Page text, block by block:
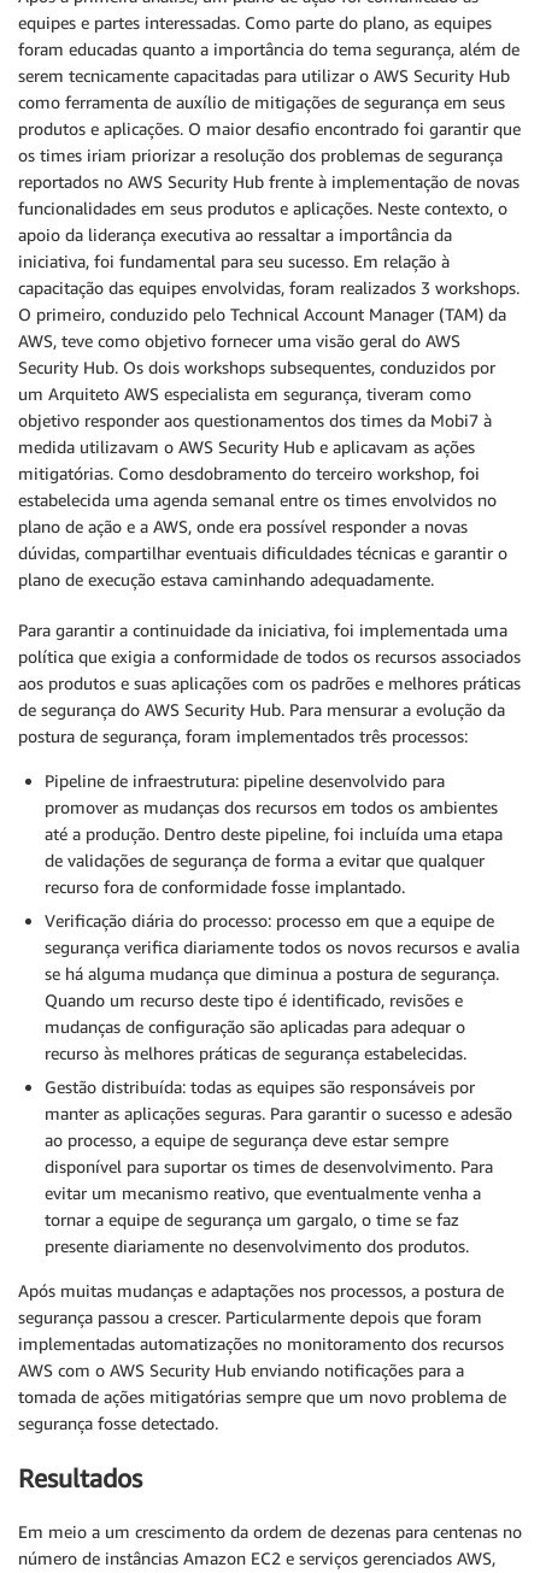
equipes e partes interessadas. Como parte do plano, as equipes
foram educadas quanto a importância do tema segurança, além de
serem tecnicamente capacitadas para utilizar o AWS Security Hub
como ferramenta de auxílio de mitigações de segurança em seus
produtos e aplicações. O maior desafio encontrado foi garantir que
os times iriam priorizar a resolução dos problemas de segurança
reportados no AWS Security Hub frente à implementação de novas
funcionalidades em seus produtos e aplicações. Neste contexto, o
apoio da liderança executiva ao ressaltar a importância da
iniciativa, foi fundamental para seu sucesso. Em relação à
capacitação das equipes envolvidas, foram realizados 3 workshops.
O primeiro, conduzido pelo Technical Account Manager (TAM) da
AWS, teve como objetivo fornecer uma visão geral do AWS
Security Hub. Os dois workshops subsequentes, conduzidos por
um Arquiteto AWS especialista em segurança, tiveram como
objetivo responder aos questionamentos dos times da Mobi7 à
medida utilizavam o AWS Security Hub e aplicavam as ações
mitigatórias. Como desdobramento do terceiro workshop, foi
estabelecida uma agenda semanal entre os times envolvidos no
plano de ação e a AWS, onde era possível responder a novas
dúvidas, compartilhar eventuais dificuldades técnicas e garantir o
plano de execução estava caminhando adequadamente.
Para garantir a continuidade da iniciativa, foi implementada uma
política que exigia a conformidade de todos os recursos associados
aos produtos e suas aplicações com os padrões e melhores práticas
de segurança do AWS Security Hub. Para mensurar a evolução da
postura de segurança, foram implementados três processos:
Pipeline de infraestrutura: pipeline desenvolvido para
promover as mudanças dos recursos em todos os ambientes
até a produção. Dentro deste pipeline, foi incluída uma etapa
de validações de segurança de forma a evitar que qualquer
recurso fora de conformidade fosse implantado.
Verificação diária do processo: processo em que a equipe de
segurança verifica diariamente todos os novos recursos e avalia
se há alguma mudança que diminua a postura de segurança.
Quando um recurso deste tipo é identificado, revisões e
mudanças de configuração são aplicadas para adequar o
recurso às melhores práticas de segurança estabelecidas.
Gestão distribuída: todas as equipes são responsáveis por
manter as aplicações seguras. Para garantir o sucesso e adesão
ao processo, a equipe de segurança deve estar sempre
disponível para suportar os times de desenvolvimento. Para
evitar um mecanismo reativo, que eventualmente venha a
tornar a equipe de segurança um gargalo, o time se faz
presente diariamente no desenvolvimento dos produtos.
Após muitas mudanças e adaptações nos processos, a postura de
segurança passou a crescer. Particularmente depois que foram
implementadas automatizações no monitoramento dos recursos
AWS com o AWS Security Hub enviando notificações para a
tomada de ações mitigatórias sempre que um novo problema de
segurança fosse detectado.
Resultados
Em meio a um crescimento da ordem de dezenas para centenas no
número de instâncias Amazon EC2 e serviços gerenciados AWS,